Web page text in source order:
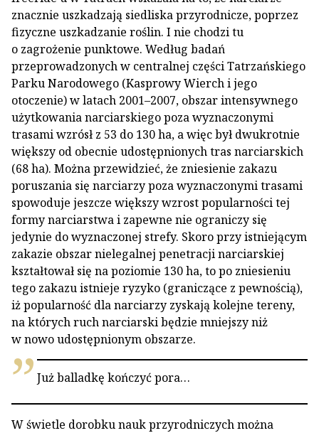
znacznie uszkadzają siedliska przyrodnicze, poprzez
fizyczne uszkadzanie roślin. I nie chodzi tu
o zagrożenie punktowe. Według badań
przeprowadzonych w centralnej części Tatrzańskiego
Parku Narodowego (Kasprowy Wierch i jego
otoczenie) w latach 2001–2007, obszar intensywnego
użytkowania narciarskiego poza wyznaczonymi
trasami wzrósł z 53 do 130 ha, a więc był dwukrotnie
większy od obecnie udostępnionych tras narciarskich
(68 ha). Można przewidzieć, że zniesienie zakazu
poruszania się narciarzy poza wyznaczonymi trasami
spowoduje jeszcze większy wzrost popularności tej
formy narciarstwa i zapewne nie ograniczy się
jedynie do wyznaczonej strefy. Skoro przy istniejącym
zakazie obszar nielegalnej penetracji narciarskiej
kształtował się na poziomie 130 ha, to po zniesieniu
tego zakazu istnieje ryzyko (graniczące z pewnością),
iż popularność dla narciarzy zyskają kolejne tereny,
na których ruch narciarski będzie mniejszy niż
w nowo udostępnionym obszarze.
Już balladkę kończyć pora…
W świetle dorobku nauk przyrodniczych można